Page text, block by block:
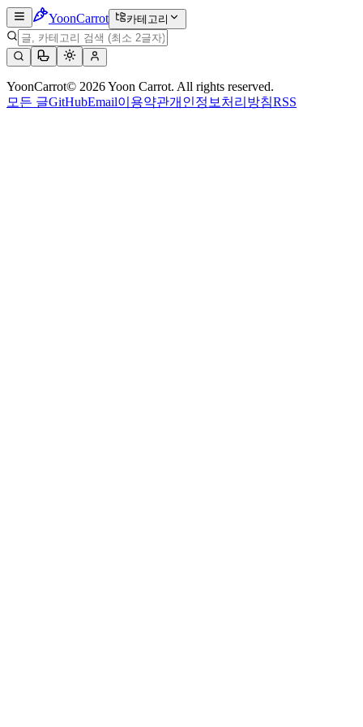
YoonCarrot 카테고리
YoonCarrot© 2026Yoon Carrot. All rights reserved.
모든 글GitHubEmail이용약관개인정보처리방침RSS